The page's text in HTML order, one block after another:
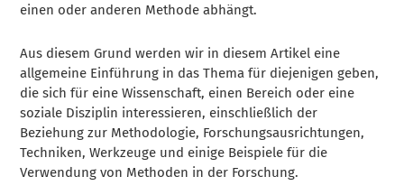
einen oder anderen Methode abhängt.
Aus diesem Grund werden wir in diesem Artikel eine
allgemeine Einführung in das Thema für diejenigen geben,
die sich für eine Wissenschaft, einen Bereich oder eine
soziale Disziplin interessieren, einschließlich der
Beziehung zur Methodologie, Forschungsausrichtungen,
Techniken, Werkzeuge und einige Beispiele für die
Verwendung von Methoden in der Forschung.